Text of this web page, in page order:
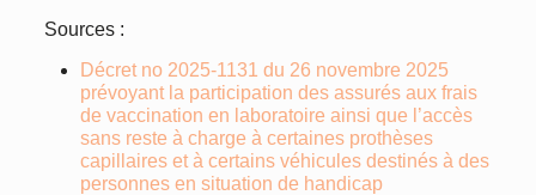
Sources :
Décret no 2025-1131 du 26 novembre 2025
prévoyant la participation des assurés aux frais
de vaccination en laboratoire ainsi que l’accès
sans reste à charge à certaines prothèses
capillaires et à certains véhicules destinés à des
personnes en situation de handicap